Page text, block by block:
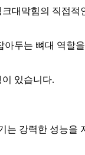
대막힘의 직접적
아두는 뼈대 역할을
있습니다.
는 강력한 성능을